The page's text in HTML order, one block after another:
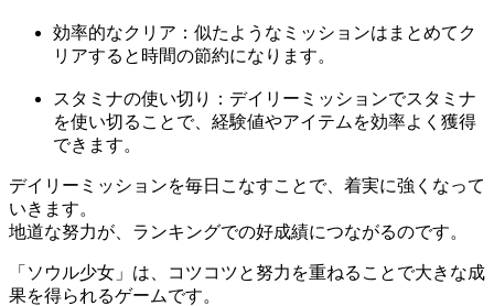
効率的なクリア：似たようなミッションはまとめてク
リアすると時間の節約になります。
スタミナの使い切り：デイリーミッションでスタミナ
を使い切ることで、経験値やアイテムを効率よく獲得
できます。
デイリーミッションを毎日こなすことで、着実に強くなって
いきます。
地道な努力が、ランキングでの好成績につながるのです。
「ソウル少女」は、コツコツと努力を重ねることで大きな成
果を得られるゲームです。